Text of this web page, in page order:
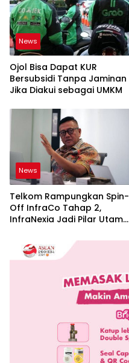
News
Ojol Bisa Dapat KUR
Bersubsidi Tanpa Jaminan
Jika Diakui sebagai UMKM
News
Telkom Rampungkan Spin-
Off InfraCo Tahap 2,
InfraNexia Jadi Pilar Utama
Connectivity